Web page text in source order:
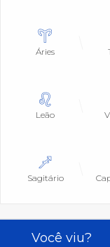
Áries
Leão
Sagitário
Você viu?